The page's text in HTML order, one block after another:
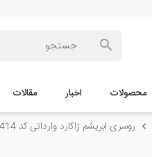
محصولات اخبار مقالات
روسری ابریشم ژاکارد وارداتی کد 414